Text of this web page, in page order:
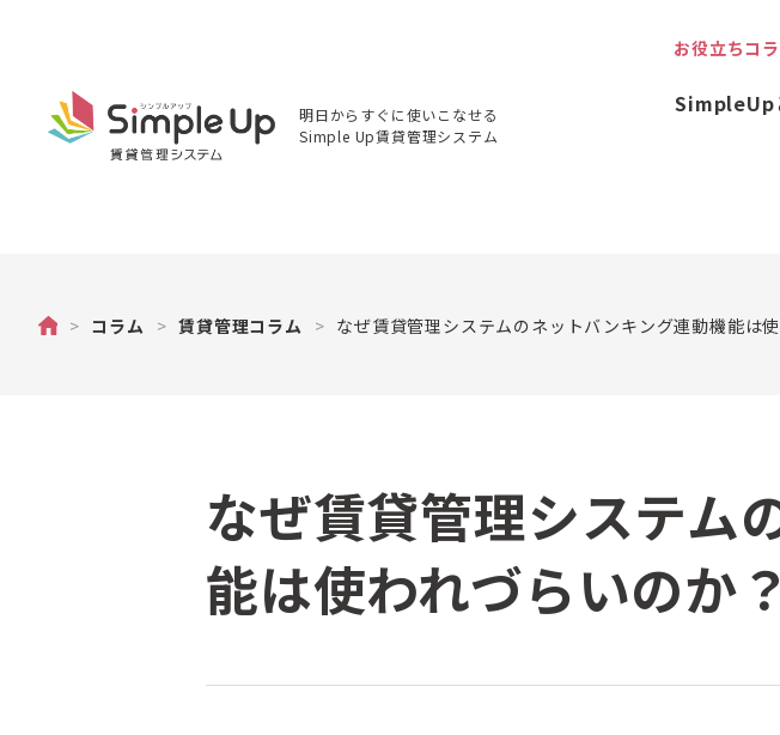
明日からすぐに使いこなせる
Simple Up賃貸管理システム
お役立ちコ
SimpleUp
不動産
管理の
> コラム > 賃貸管理コラム > なぜ賃貸管理システムのネットバンキング連動機能は
なぜ賃貸管理システム
能は使われづらいのか？